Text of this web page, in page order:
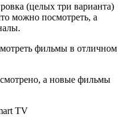
(целых три варианта)
можно посмотреть, а
фильмы в отличном
а новые фильмы
TV